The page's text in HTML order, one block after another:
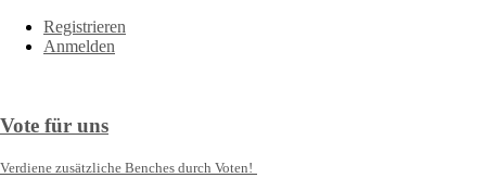
Registrieren
Anmelden
Vote für uns
Verdiene zusätzliche Benches durch Voten!